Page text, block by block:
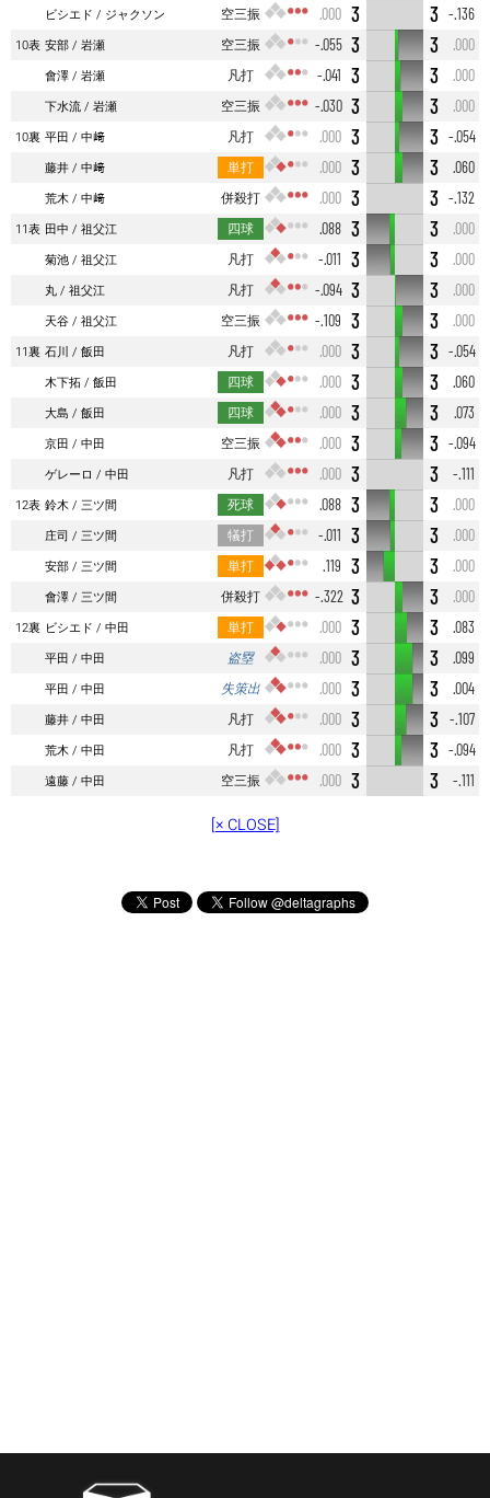
ビシエド
ジャクソン 空三振 .000 3 3 -.136
10表 安部 岩瀬 空三振 -.055 3 3
.000
會澤
岩瀬 凡打 -.041 3 3
.000
下水流
岩瀬 空三振 -.030 3 3
.000
10裏 平田 中﨑 凡打 .000 3 3 -.054
藤井
中﨑 単打 .000 3 3
.060
荒木
中﨑 併殺打 .000 3 3 -.132
11表 田中 祖父江 四球 .088 3 3
.000
菊池
祖父江 凡打 -.011 3 3
.000
丸
祖父江 凡打 -.094 3 3
.000
天谷
祖父江 空三振 -.109 3 3
.000
11裏 石川 飯田 凡打 .000 3 3 -.054
木下拓
飯田 四球 .000 3 3
.060
大島
飯田 四球 .000 3 3
.073
京田
中田 空三振 .000 3 3 -.094
ゲレーロ
中田 凡打 .000 3 3
-.111
12表 鈴木 三ツ間 死球 .088 3 3
.000
庄司
三ツ間 犠打 -.011 3 3
.000
安部
三ツ間 単打 .119 3 3
.000
會澤
三ツ間 併殺打 -.322 3 3
.000
12裏 ビシエド 中田 単打 .000 3 3
.083
平田
中田 盗塁 .000 3 3
.099
平田
中田 失策出 .000 3 3
.004
藤井
中田 凡打 .000 3 3
-.107
荒木
中田 凡打 .000 3 3 -.094
遠藤
中田 空三振 .000 3 3 -.111
[× CLOSE]